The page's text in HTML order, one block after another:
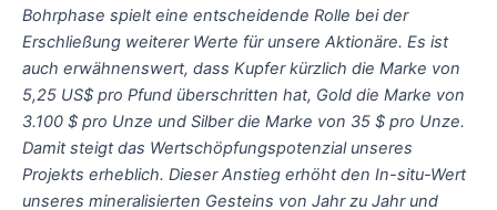
Bohrphase spielt eine entscheidende Rolle bei der
Erschließung weiterer Werte für unsere Aktionäre. Es ist
auch erwähnenswert, dass Kupfer kürzlich die Marke von
5,25 US$ pro Pfund überschritten hat, Gold die Marke von
3.100 $ pro Unze und Silber die Marke von 35 $ pro Unze.
Damit steigt das Wertschöpfungspotenzial unseres
Projekts erheblich. Dieser Anstieg erhöht den In-situ-Wert
unseres mineralisierten Gesteins von Jahr zu Jahr und